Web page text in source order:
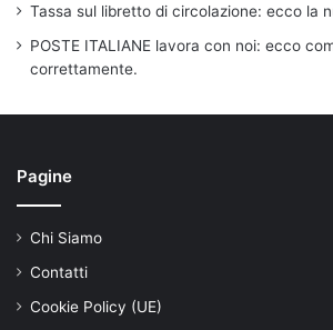
Tassa sul libretto di circolazione: ecco la
POSTE ITALIANE lavora con noi: ecco
correttamente.
Pagine
Chi Siamo
Contatti
Cookie Policy (UE)